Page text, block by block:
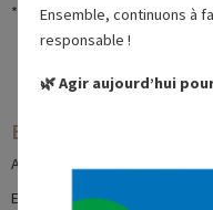
* Tarifs indicatifs en TTC
Equipements & Services
Accès WiFi
Ecran
Ensemble, continuons à
responsable !
🌿 Agir aujourd’hui